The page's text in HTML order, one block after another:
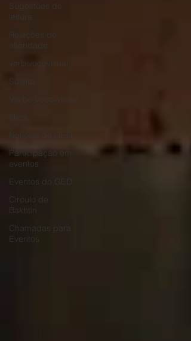
Sugestões de
leitura
Relações de
alteridade
verbivocovisual
Sujeito
Verbo-voco-visual
Notícias do GED
Participação em
eventos
Eventos do GED
Circulo de
Bakhtin
Chamadas para
Eventos